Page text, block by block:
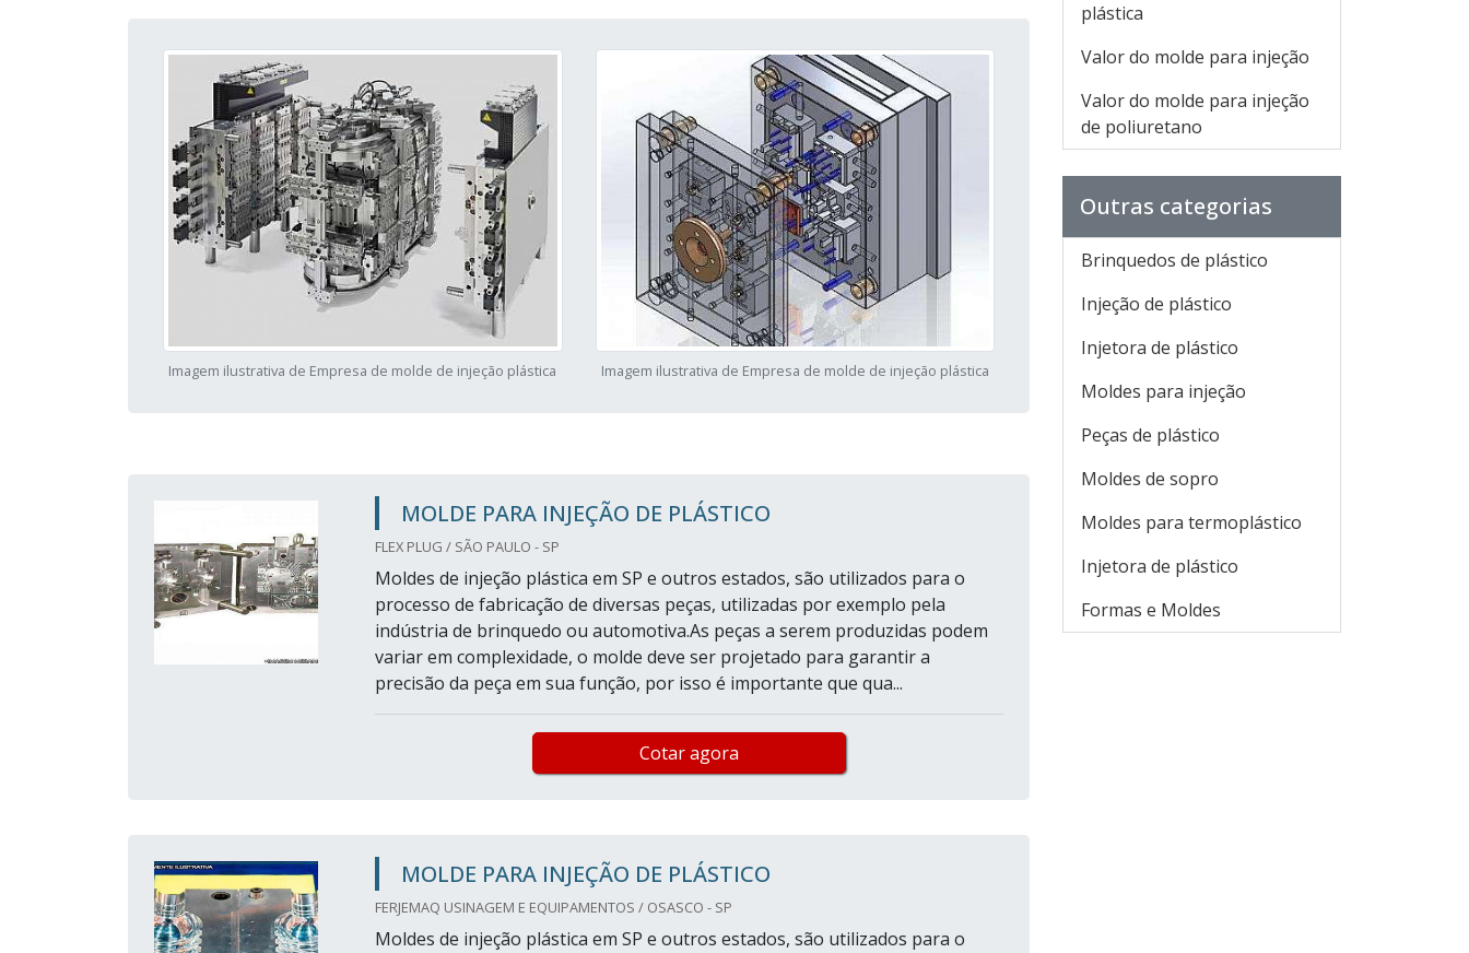
Imagem ilustrativa de Empresa de molde de injeção plástica Imagem ilustrativa de Empresa de molde de injeção plástica
MOLDE PARA INJEÇÃO DE PLÁSTICO
FLEX PLUG / SÃO PAULO - SP
Moldes de injeção plástica em SP e outros estados, são utilizados para o
processo de fabricação de diversas peças, utilizadas por exemplo pela
indústria de brinquedo ou automotiva.As peças a serem produzidas podem
variar em complexidade, o molde deve ser projetado para garantir a
precisão da peça em sua função, por isso é importante que qua...
Cotar agora
MOLDE PARA INJEÇÃO DE PLÁSTICO
FERJEMAQ USINAGEM E EQUIPAMENTOS / OSASCO - SP
Moldes de injeção plástica em SP e outros estados, são utilizados para o
plástica
Valor do molde para injeção
Valor do molde para injeção
de poliuretano
Outras categorias
Brinquedos de plástico
Injeção de plástico
Injetora de plástico
Moldes para injeção
Peças de plástico
Moldes de sopro
Moldes para termoplástico
Injetora de plástico
Formas e Moldes